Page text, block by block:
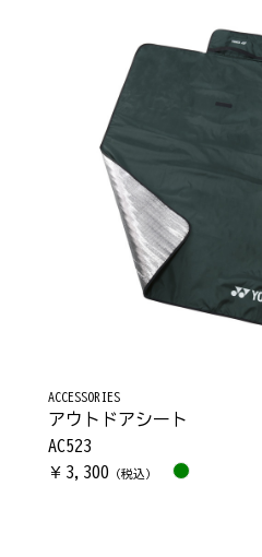
ACCESSORIES
アウトドアシート
AC523
￥ 3,300 （税込）